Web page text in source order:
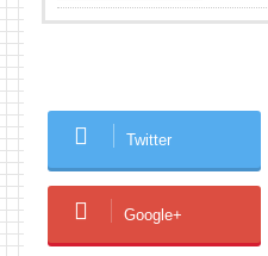
Twitter
Google+